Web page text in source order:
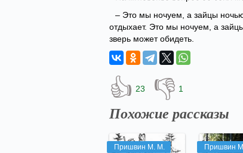
– Это мы ночуем, а зайцы
отдыхает. Это мы ночуем, а
зверь может обидеть.
👍 23 👎 1
Похожие рассказы
Пришвин М. М. Пришвин